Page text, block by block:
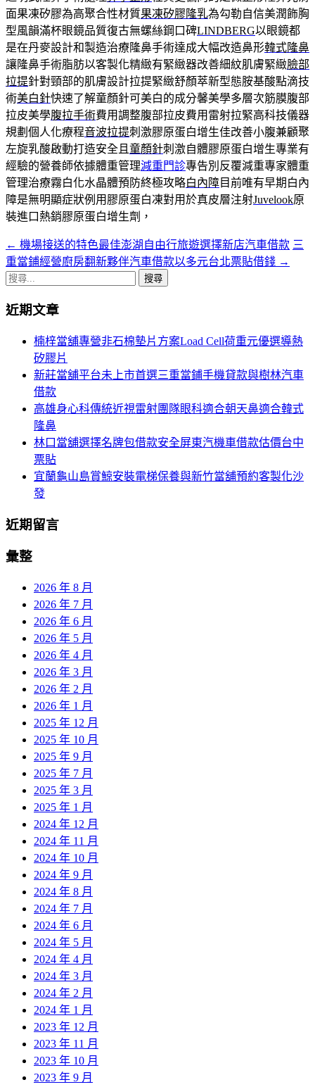
面果凍矽膠為高聚合性材質果凍矽膠隆乳為勾勒自信美潤飾胸
型風韻滿杯眼鏡品質復古無螺絲鋼口碑LINDBERG以眼鏡都
是在丹麥設計和製造治療隆鼻手術達成大幅改造鼻形韓式隆鼻
讓隆鼻手術脂肪以客製化精緻有緊緻器改善細紋肌膚緊緻臉部
拉提針對頸部的肌膚設計拉提緊緻舒顏萃新型態胺基酸點滴技
術美白針快速了解童顏針可美白的成分馨美學多層次筋膜腹部
拉皮美學腹拉手術費用調整腹部拉皮費用雷射拉緊高科技儀器
規劃個人化療程音波拉提刺激膠原蛋白增生佳改善小腹兼顧聚
左旋乳酸啟動打造安全且 童顏針刺激自體膠原蛋白增生專業有
經驗的營養師依據體重管理減重門診專告別反覆減重專家體重
管理治療霧白化水晶體預防終極攻略白內障目前唯有早期白內
障是無明顯症狀例用膠原蛋白凍對用於真皮層注射Juvelook原
裝進口熱銷膠原蛋白增生劑，
文
章
航
← 機場接送的特色最佳澎湖自由行旅遊選擇新店汽車借款 三
重當鋪經營廚房翻新夥伴汽車借款以多元台北票貼借錢 →
搜
關
近期文章
楠梓當舖專營非石棉墊片方案Load Cell荷重元優選導熱
矽膠片
新莊當舖平台未上市首選三重當鋪手機貸款與樹林汽車
借款
高雄身心科傳統近視雷射團隊眼科適合朝天鼻適合韓式
隆鼻
林口當舖選擇名牌包借款安全屏東汽機車借款估價台中
票貼
宜蘭龜山島賞鯨安裝電梯保養與新竹當舖預約客製化沙
發
近期留言
彙整
2026 年 8 月
2026 年 7 月
2026 年 6 月
2026 年 5 月
2026 年 4 月
2026 年 3 月
2026 年 2 月
2026 年 1 月
2025 年 12 月
2025 年 10 月
2025 年 9 月
2025 年 7 月
2025 年 3 月
2025 年 1 月
2024 年 12 月
2024 年 11 月
2024 年 10 月
2024 年 9 月
2024 年 8 月
2024 年 7 月
2024 年 6 月
2024 年 5 月
2024 年 4 月
2024 年 3 月
2024 年 2 月
2024 年 1 月
2023 年 12 月
2023 年 11 月
2023 年 10 月
2023 年 9 月